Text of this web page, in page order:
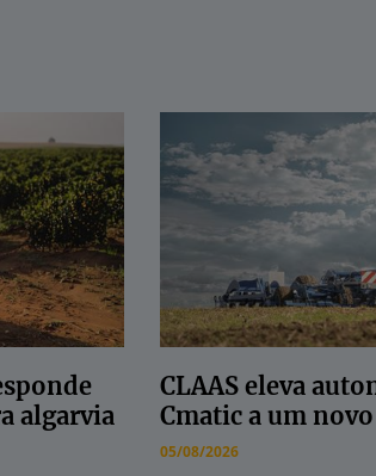
algarvia
CLAAS eleva
Cmatic a um
05/08/2026